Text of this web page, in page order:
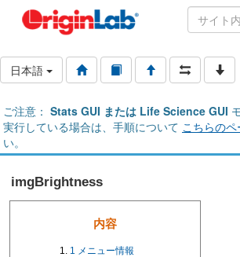
日本語
ご注意： Stats GUI または Life Science GUI
実行している場合は、手順について こちらのペ
い。
imgBrightness
内容
1
メニュー情報